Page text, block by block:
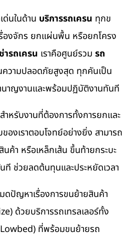
ด่นในด้าน บริการรถเครน ทุกข
องจักร ยกแผ่นพื้น หรือยกโครง
ารถเครน เราคือศูนย์รวม รถ
ความปลอดภัยสูงสุด ทุกคันเป็น
นาญงานและพร้อมปฏิบัติงานทันที
สำหรับงานที่ต้องการทั้งการยกและ
องเราตอบโจทย์อย่างยิ่ง สามารถ
ค้า หรือเหล็กเส้น ขึ้นท้ายกระบะ
ที ช่วยลดต้นทุนและประหยัดเวลา
ปัญหาเรื่องการขนย้ายสินค้า
ด้วยบริการรถเทรลเลอร์ทั้ง
ที่พร้อมขนย้ายรถ